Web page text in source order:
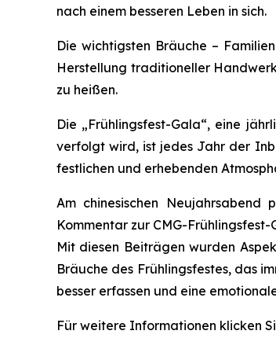
nach einem besseren Leben in sich.
Die wichtigsten Bräuche –
Herstellung traditioneller
zu heißen.
Die „Frühlingsfest-Gala“, eine
verfolgt wird, ist jedes Jahr der
festlichen und erhebenden
Am chinesischen Neujahrsabend
Kommentar zur CMG-
Mit diesen Beiträgen wurden
Bräuche des Frühlingsfestes, das
besser erfassen und eine
Für weitere Informationen klicken